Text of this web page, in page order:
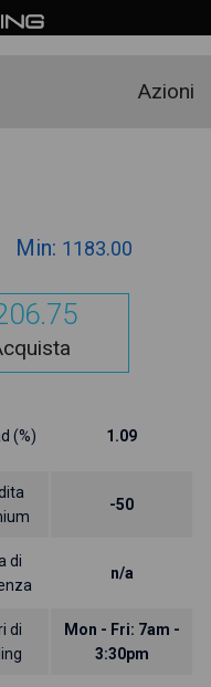
Azioni
Min: 1183.00
(%) 1.09
-50
di
n/a
di
Mon - Fri: 7am -
3:30pm